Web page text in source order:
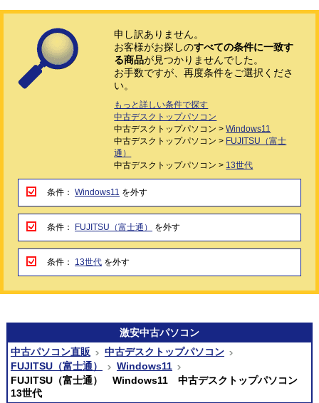
申し訳ありません。
お客様がお探しのすべての条件に一致す
る商品が見つかりませんでした。
お手数ですが、再度条件をご選択くださ
い。
もっと詳しい条件で探す
中古デスクトップパソコン
中古デスクトップパソコン >Windows11
中古デスクトップパソコン > FUJITSU（富士
通）
中古デスクトップパソコン > 13世代
条件： Windows11 を外す
条件： FUJITSU（富士通） を外す
条件： 13世代 を外す
激安中古パソコン
中古パソコン直販
中古デスクトップパソコン
FUJITSU（富士通）
Windows11
FUJITSU（富士通） Windows11 中古デスクトップパソコン
13世代